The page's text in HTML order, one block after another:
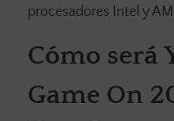
procesadores Intel y
Cómo será
Game On